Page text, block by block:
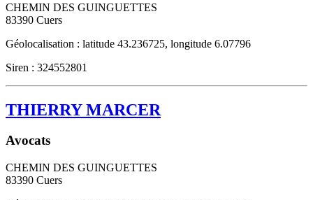
CHEMIN DES GUINGUETTES
83390 Cuers
Géolocalisation : latitude 43.236725, longitude 6.07796
Siren : 324552801
THIERRY MARCER
Avocats
CHEMIN DES GUINGUETTES
83390 Cuers